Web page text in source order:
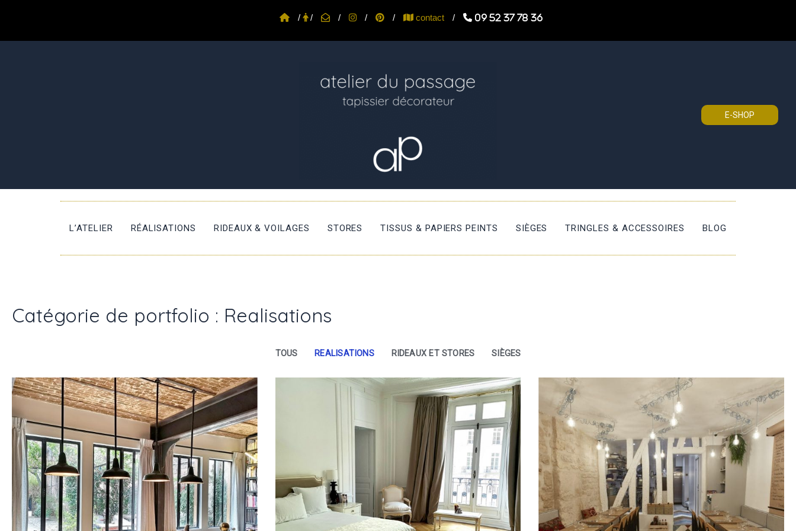
/ / / / / contact / 09 52 37 78 36
E-SHOP
L’ATELIER RÉALISATIONS RIDEAUX & VOILAGES STORES TISSUS & PAPIERS PEINTS SIÈGES TRINGLES & ACCESSOIRES BLOG
Catégorie de portfolio : Realisations
TOUS REALISATIONS RIDEAUX ET STORES SIÈGES